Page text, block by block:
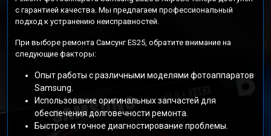
с гарантией качества. Мы предлагаем профессиональный
подход к устранению неисправностей.
При выборе ремонта Самсунг ES25, обратите внимание на
следующие факторы:
Опыт работы с различными моделями фотоаппаратов
Samsung.
Использование оригинальных запчастей для
обеспечения долговечности ремонта.
Быстрое и точное диагностирование проблемы.